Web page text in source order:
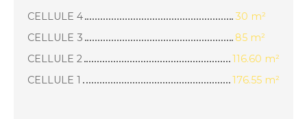
CELLULE 4
30 m²
CELLULE 3
85 m²
CELLULE 2
116.60 m²
CELLULE 1
176.55 m²